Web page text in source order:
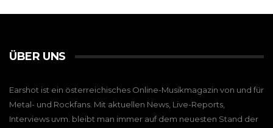
ÜBER UNS
Earshot ist ein österreichisches Online-Musikmagazin von und für
Metal- und Rockfans. Mit aktuellen News, Live-Reports,
Interviews uvm. bleibt man immer auf dem neuesten Stand der